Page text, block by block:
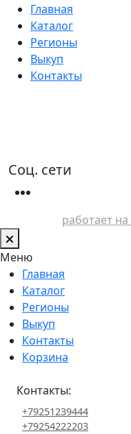
Главная
Каталог
Регионы
Выкуп
Контакты
Соц. сети
работает
Меню
Главная
Каталог
Регионы
Выкуп
Контакты
Корзина
Контакты:
+79251239444
+79254222203